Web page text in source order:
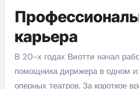
карьера
В 20-х годах Виотти начал
помощника дирижера в одном
оперных театров. За короткое